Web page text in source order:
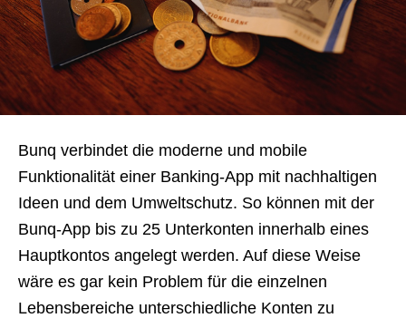
Bunq verbindet die moderne und mobile
Funktionalität einer Banking-App mit nachhaltigen
Ideen und dem Umweltschutz. So können mit der
Bunq-App bis zu 25 Unterkonten innerhalb eines
Hauptkontos angelegt werden. Auf diese Weise
wäre es gar kein Problem für die einzelnen
Lebensbereiche unterschiedliche Konten zu